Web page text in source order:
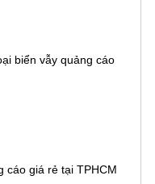
biển vẫy quảng cáo
cáo giá rẻ tại TPHCM